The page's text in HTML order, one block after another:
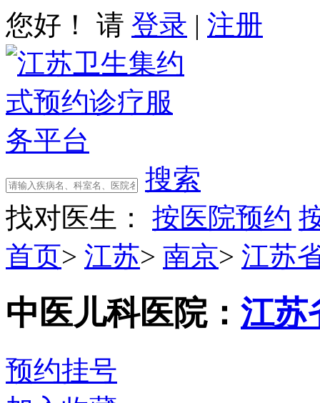
您好！ 请 登录 | 注册
搜索
找对医生：
按医院预约
首页> 江苏> 南京> 江苏
中医儿科医院： 江苏
预约挂号